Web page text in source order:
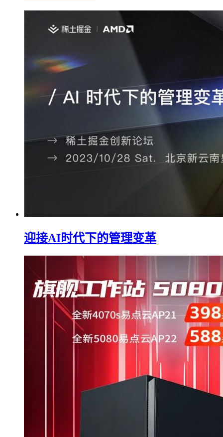
迎接AI时代下的管理变革